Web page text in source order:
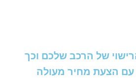
של הרכב שלכם וכך
עם הצעת מחיר מעולה